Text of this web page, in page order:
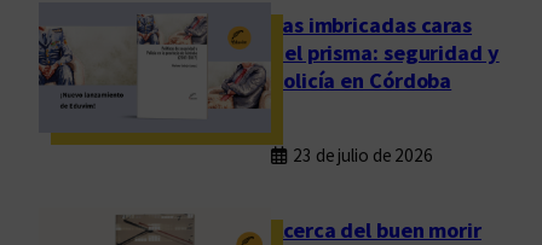
Las imbricadas caras
del prisma: seguridad y
policía en Córdoba
23 de julio de 2026
Acerca del buen morir